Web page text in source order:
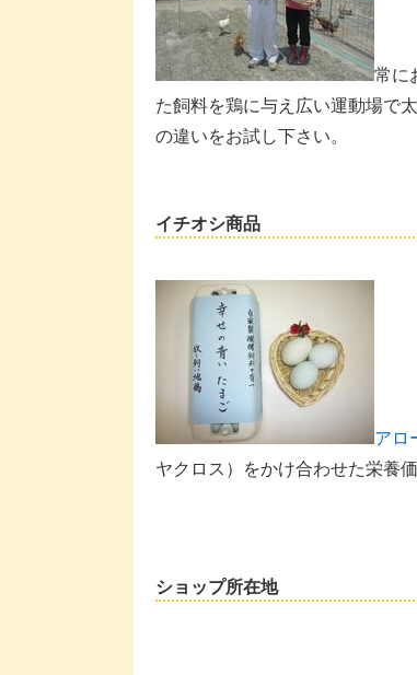
常に
た飼料を鶏に与え広い運動場で
の違いをお試し下さい。
イチオシ商品
アロ
ヤクロス）をかけ合わせた栄養
ショップ所在地